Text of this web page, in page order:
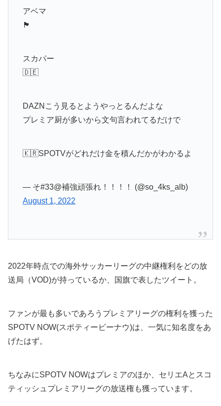
アベマ
🏴󠁧󠁢󠁥󠁮󠁧󠁿
スカパー
🇩🇪
DAZNこう見るとようやっとるんだよな
プレミア厨が多いから文句言われてるだけで
🇰🇷SPOTVがどれだけ金を積んだかがわかるよ
— そ#33@補強頑張れ！！！！ (@so_4ks_alb)
August 1, 2022
2022年時点での海外サッカーリーグの中継権利をどの放
送局（VOD)が持っているか、国旗で表したツイート。
ファンが最も多いであろうプレミアリーグの権利を獲った
SPOTV NOW(スポティービーナウ)は、一気に知名度をあ
げたはず。
ちなみにSPOTV NOWはプレミアのほか、セリエAとスコ
ティッシュプレミアリーグの放送権も獲っています。